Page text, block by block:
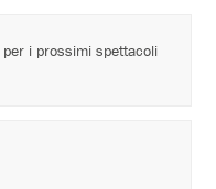
per i prossimi spettacoli